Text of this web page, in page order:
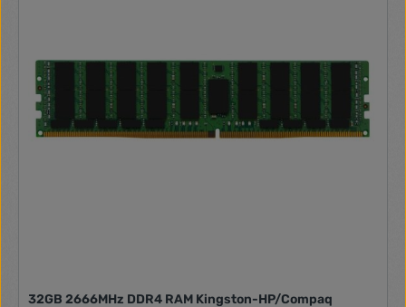
32GB 2666MHz DDR4 RAM Kingston-HP/Compaq